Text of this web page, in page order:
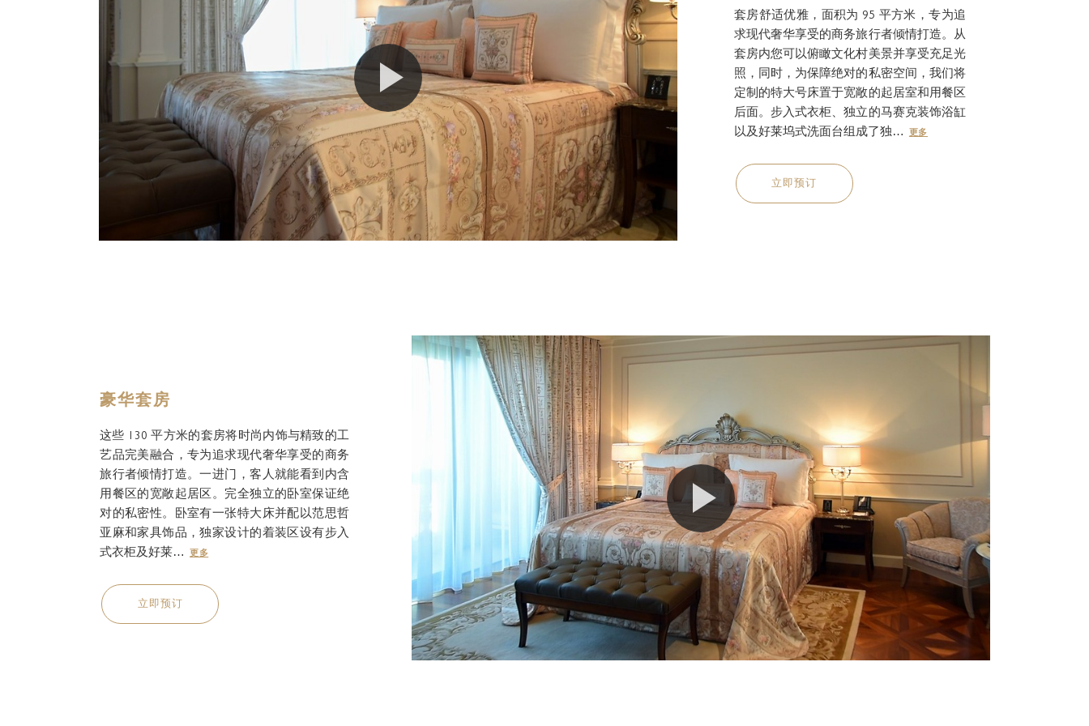
套房舒适优雅，面积为 95 平方米，专为追
求现代奢华享受的商务旅行者倾情打造。从
套房内您可以俯瞰文化村美景并享受充足光
照，同时，为保障绝对的私密空间，我们将
定制的特大号床置于宽敞的起居室和用餐区
后面。步入式衣柜、独立的马赛克装饰浴缸
以及好莱坞式洗面台组成了独…
更多
立即预订
豪华套房
这些 130 平方米的套房将时尚内饰与精致的工
艺品完美融合，专为追求现代奢华享受的商务
旅行者倾情打造。一进门，客人就能看到内含
用餐区的宽敞起居区。完全独立的卧室保证绝
对的私密性。卧室有一张特大床并配以范思哲
亚麻和家具饰品，独家设计的着装区设有步入
式衣柜及好莱…
更多
立即预订